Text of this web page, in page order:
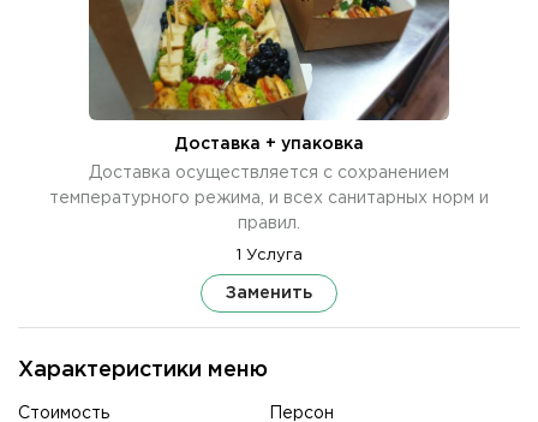
Характеристики меню
Стоимость Персон
Доставка + упаковка
Доставка осуществляется с сохранением
температурного режима, и всех санитарных норм и
правил.
1 Услуга
Заменить